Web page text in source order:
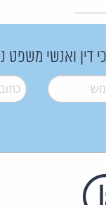
דין ואנשי
* דואל*